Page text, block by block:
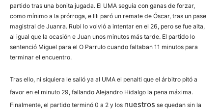
partido tras una bonita jugada. El UMA seguía con ganas de forzar,
como mínimo a la prórroga, e Illi paró un remate de Óscar, tras un pase
magistral de Juanra. Rubi lo volvió a intentar en el 26, pero se fue alta,
al igual que la ocasión e Juan unos minutos más tarde. El partido lo
sentenció Miguel para el O Parrulo cuando faltaban 11 minutos para
terminar el encuentro.
Tras ello, ni siquiera le salió ya al UMA el penalti que el árbitro pitó a
favor en el minuto 29, fallando Alejandro Hidalgo la pena máxima.
Finalmente, el partido terminó 0 a 2 y los nuestros se quedan sin la